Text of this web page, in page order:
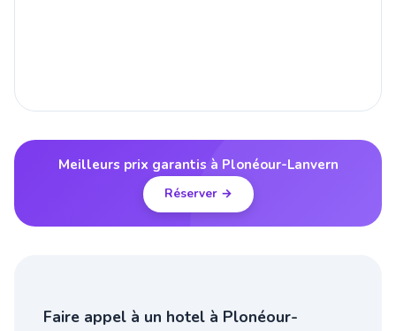
Meilleurs prix garantis à Plonéour-Lanvern
Réserver →
Faire appel à un hotel à Plonéour-